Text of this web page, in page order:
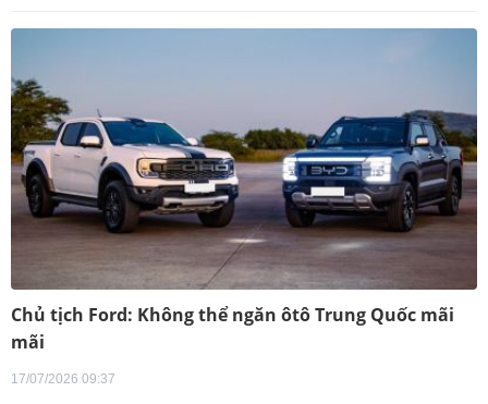
Chủ tịch Ford: Không thể ngăn ôtô Trung Quốc mãi
mãi
17/07/2026 09:37